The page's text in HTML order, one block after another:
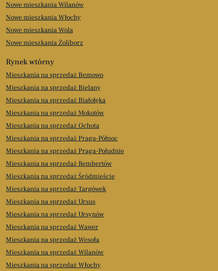
Nowe mieszkania Wilanów
Nowe mieszkania Włochy
Nowe mieszkania Wola
Nowe mieszkania Żoliborz
Rynek wtórny
Mieszkania na sprzedaż Bemowo
Mieszkania na sprzedaż Bielany
Mieszkania na sprzedaż Białołęka
Mieszkania na sprzedaż Mokotów
Mieszkania na sprzedaż Ochota
Mieszkania na sprzedaż Praga-Północ
Mieszkania na sprzedaż Praga-Południe
Mieszkania na sprzedaż Rembertów
Mieszkania na sprzedaż Śródmieście
Mieszkania na sprzedaż Targówek
Mieszkania na sprzedaż Ursus
Mieszkania na sprzedaż Ursynów
Mieszkania na sprzedaż Wawer
Mieszkania na sprzedaż Wesoła
Mieszkania na sprzedaż Wilanów
Mieszkania na sprzedaż Włochy